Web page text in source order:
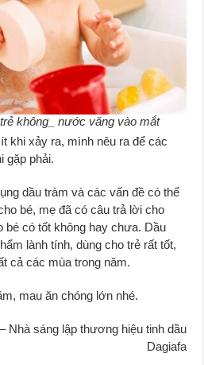
không_ nước văng vào mắt
khi xảy ra, mình nêu ra để các
gặp phải.
dầu tràm và các vấn đề có thể
bé, mẹ đã có câu trả lời cho
bé có tốt không hay chưa. Dầu
lành tính, dùng cho trẻ rất tốt,
cả các mùa trong năm.
mau ăn chóng lớn nhé.
Nhà sáng lập thương hiệu tinh dầu
Dagiafa